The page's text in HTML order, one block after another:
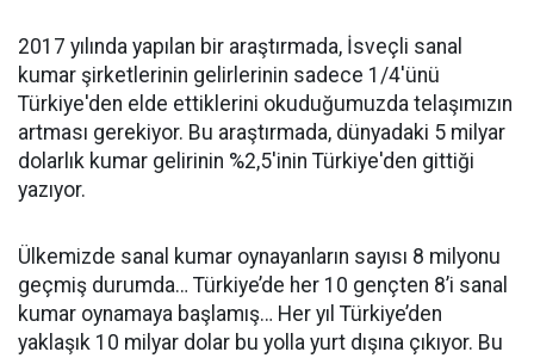
2017 yılında yapılan bir araştırmada, İsveçli sanal
kumar şirketlerinin gelirlerinin sadece 1/4'ünü
Türkiye'den elde ettiklerini okuduğumuzda telaşımızın
artması gerekiyor. Bu araştırmada, dünyadaki 5 milyar
dolarlık kumar gelirinin %2,5'inin Türkiye'den gittiği
yazıyor.
Ülkemizde sanal kumar oynayanların sayısı 8 milyonu
geçmiş durumda… Türkiye’de her 10 gençten 8’i sanal
kumar oynamaya başlamış… Her yıl Türkiye’den
yaklaşık 10 milyar dolar bu yolla yurt dışına çıkıyor. Bu